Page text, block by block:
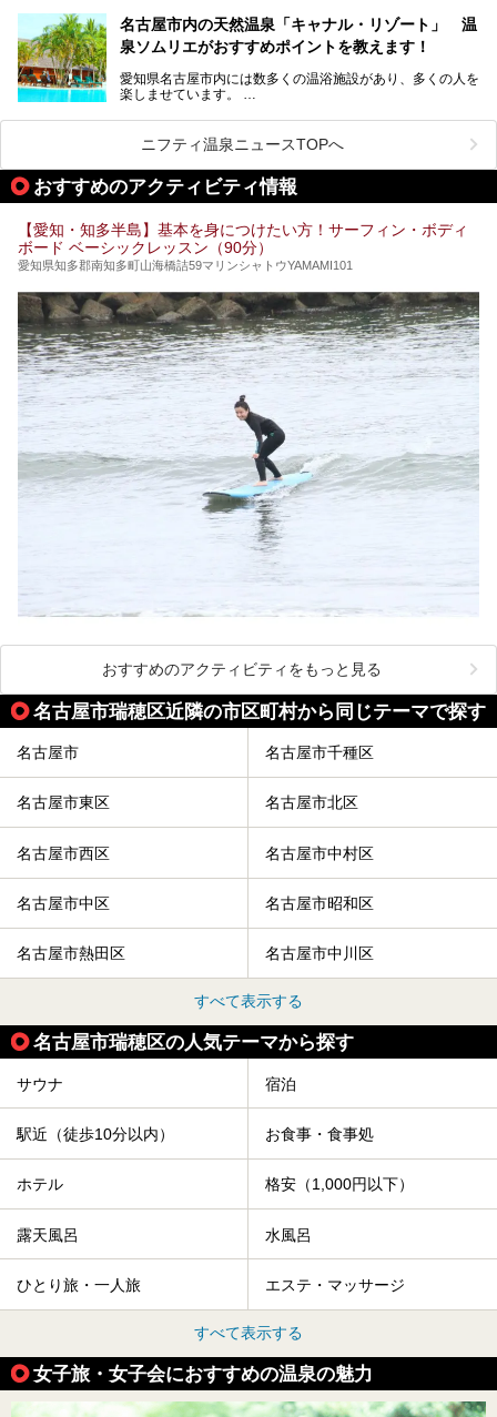
天然ラドン温泉が堪能できるお風呂や、新設・改装された客
室、地元の食材と温泉水で作られたお料理……。
ご紹介します。
名古屋市内の天然温泉「キャナル・リゾート」 温
泉ソムリエがおすすめポイントを教えます！
愛知県名古屋市内には数多くの温浴施設があり、多くの人を
楽しませています。
ムリエの目線で紹介していきます！
名古屋市内にはスーパー銭湯や日帰り温泉が多く、「どこに
行こうかな？」と悩んでしまう方も多いと思います。
ぜひこの記事を参考にして「キャナル・リゾート」に出かけ
てみるのはいかがでしょうか？
ニフティ温泉ニュースTOPへ
おすすめのアクティビティ情報
【愛知・知多半島】基本を身につけたい方！サーフィン・ボディ
ボード ベーシックレッスン（90分）
愛知県知多郡南知多町山海橋詰59マリンシャトウYAMAMI101
おすすめのアクティビティをもっと見る
名古屋市瑞穂区近隣の市区町村から同じテーマで探す
名古屋市 名古屋市千種区
名古屋市東区 名古屋市北区
名古屋市西区 名古屋市中村区
名古屋市中区 名古屋市昭和区
名古屋市熱田区 名古屋市中川区
すべて表示する
名古屋市瑞穂区の人気テーマから探す
サウナ 宿泊
駅近（徒歩10分以内） お食事・食事処
ホテル 格安（1,000円以下）
露天風呂 水風呂
ひとり旅・一人旅 エステ・マッサージ
すべて表示する
女子旅・女子会におすすめの温泉の魅力